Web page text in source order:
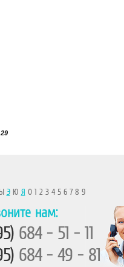
ЭЮ Я 0 1 2 3 4 5 6 7 8 9
нам:
684 - 51 - 11
684 - 49 - 81